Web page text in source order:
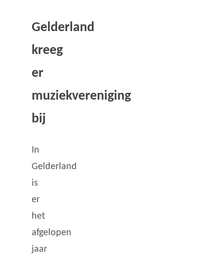
Gelderland
kreeg
er
muziekvereniging
bij
In
Gelderland
is
er
het
afgelopen
jaar